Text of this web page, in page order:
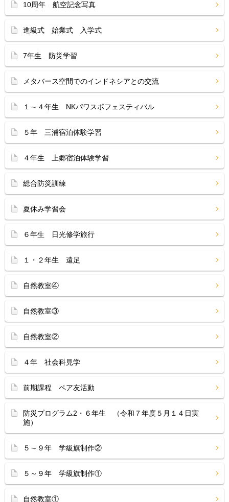
10周年 航空記念写真
進級式 始業式 入学式
7年生 防災学習
メタバース空間でのインドネシアとの交流
１～４年生 NKパワスポフェスティバル
５年 三浦宿泊体験学習
４年生 上郷宿泊体験学習
総合防災訓練
夏休み学習会
６年生 日光修学旅行
１・２年生 遠足
自然教室④
自然教室③
自然教室②
４年 社会科見学
前期課程 ペア友活動
防災プログラム2・６年生 （令和７年度５月１４日実
施）
５～９年 学級旗制作②
５～９年 学級旗制作①
自然教室①